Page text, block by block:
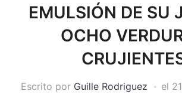
EMULSIÓN DE SU
OCHO
Escrito por Guille Rodriguez el